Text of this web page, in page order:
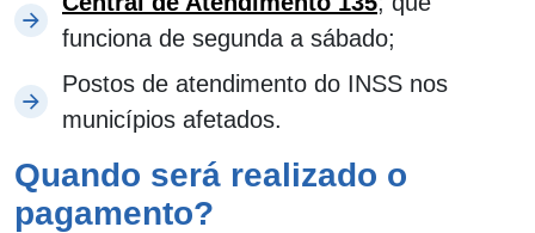
funciona de segunda a sábado;
Postos de atendimento do INSS nos
municípios afetados.
Quando será realizado o
pagamento?